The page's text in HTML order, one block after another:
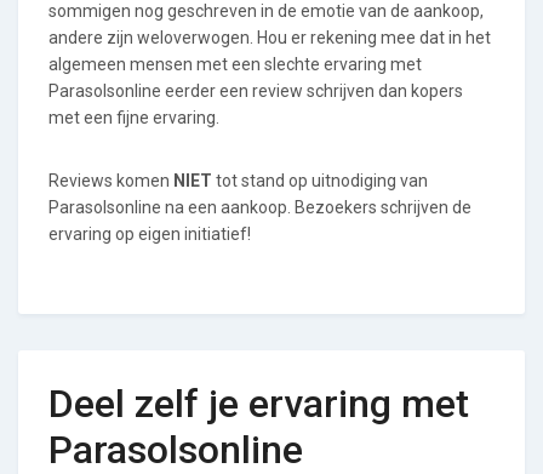
sommigen nog geschreven in de emotie van de aankoop,
andere zijn weloverwogen. Hou er rekening mee dat in het
algemeen mensen met een slechte ervaring met
Parasolsonline eerder een review schrijven dan kopers
met een fijne ervaring.
Reviews komen NIET tot stand op uitnodiging van
Parasolsonline na een aankoop. Bezoekers schrijven de
ervaring op eigen initiatief!
Deel zelf je ervaring met
Parasolsonline